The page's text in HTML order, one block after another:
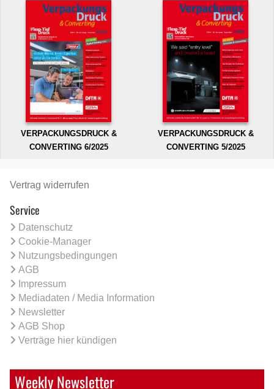
VERPACKUNGSDRUCK &
CONVERTING 6/2025
VERPACKUNGSDRUCK &
CONVERTING 5/2025
Vertrag widerrufen
Service
Datenschutz
Cookie-Manager
Nutzungsbedingungen
AGB
Impressum
Mediadaten / Media Information
Newsletter
AGB Shop
Verträge hier kündigen
Weekly Newsletter